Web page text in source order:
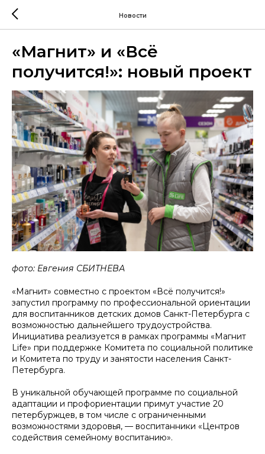
Новости
«Магнит» и «Всё
получится!»: новый проект
фото: Евгения СБИТНЕВА
«Магнит» совместно с проектом «Всё получится!»
запустил программу по профессиональной ориентации
для воспитанников детских домов Санкт-Петербурга с
возможностью дальнейшего трудоустройства.
Инициатива реализуется в рамках программы «Магнит
Life» при поддержке Комитета по социальной политике
и Комитета по труду и занятости населения Санкт-
Петербурга.
В уникальной обучающей программе по социальной
адаптации и профориентации примут участие 20
петербуржцев, в том числе с ограниченными
возможностями здоровья, — воспитанники «Центров
содействия семейному воспитанию».